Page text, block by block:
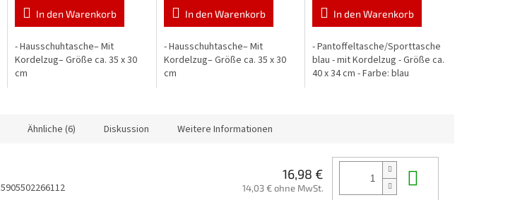
In den Warenkorb
- Hausschuhtasche– Mit
Kordelzug– Größe ca. 35 x 30
cm
In den Warenkorb
- Hausschuhtasche– Mit
Kordelzug– Größe ca. 35 x 30
cm
In den Warenkorb
- Pantoffeltasche/Sporttasche
blau - mit Kordelzug - Größe ca.
40 x 34 cm - Farbe: blau
Ähnliche (6) Diskussion Weitere Informationen
5905502266112
16,98 €
14,03 € ohne MwSt.